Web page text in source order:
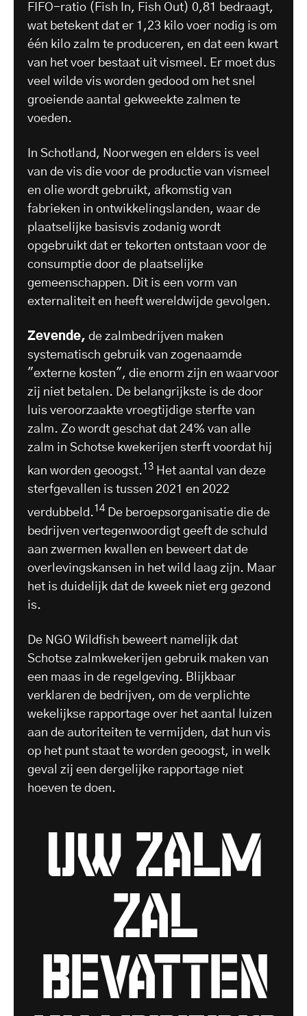
FIFO-ratio (Fish In, Fish Out) 0,81 bedraagt,
wat betekent dat er 1,23 kilo voer nodig is om
één kilo zalm te produceren, en dat een kwart
van het voer bestaat uit vismeel. Er moet dus
veel wilde vis worden gedood om het snel
groeiende aantal gekweekte zalmen te
voeden.
In Schotland, Noorwegen en elders is veel
van de vis die voor de productie van vismeel
en olie wordt gebruikt, afkomstig van
fabrieken in ontwikkelingslanden, waar de
plaatselijke basisvis zodanig wordt
opgebruikt dat er tekorten ontstaan voor de
consumptie door de plaatselijke
gemeenschappen. Dit is een vorm van
externaliteit en heeft wereldwijde gevolgen.
Zevende, de zalmbedrijven maken
systematisch gebruik van zogenaamde
"externe kosten", die enorm zijn en waarvoor
zij niet betalen. De belangrijkste is de door
luis veroorzaakte vroegtijdige sterfte van
zalm. Zo wordt geschat dat 24% van alle
zalm in Schotse kwekerijen sterft voordat hij
kan worden geoogst.13 Het aantal van deze
sterfgevallen is tussen 2021 en 2022
verdubbeld.14 De beroepsorganisatie die de
bedrijven vertegenwoordigt geeft de schuld
aan zwermen kwallen en beweert dat de
overlevingskansen in het wild laag zijn. Maar
het is duidelijk dat de kweek niet erg gezond
is.
De NGO Wildfish beweert namelijk dat
Schotse zalmkwekerijen gebruik maken van
een maas in de regelgeving. Blijkbaar
verklaren de bedrijven, om de verplichte
wekelijkse rapportage over het aantal luizen
aan de autoriteiten te vermijden, dat hun vis
op het punt staat te worden geoogst, in welk
geval zij een dergelijke rapportage niet
hoeven te doen.
uw zalm
zal
bevatten